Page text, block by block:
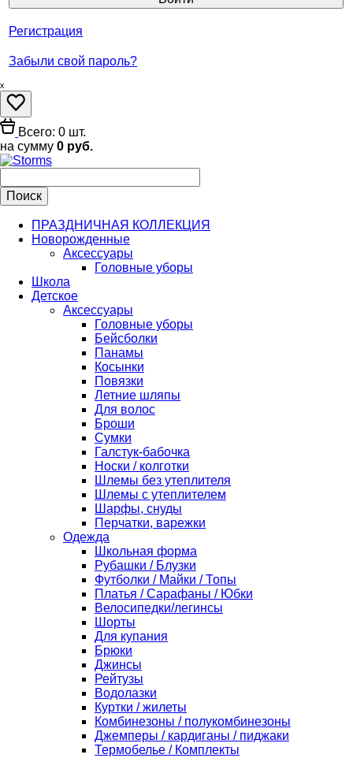
Регистрация
Забыли свой пароль?
ₓ
Всего: 0 шт.
на сумму 0 руб.
ПРАЗДНИЧНАЯ КОЛЛЕКЦИЯ
Новорожденные
Аксессуары
Головные уборы
Школа
Детское
Аксессуары
Головные уборы
Бейсболки
Панамы
Косынки
Повязки
Летние шляпы
Для волос
Броши
Сумки
Галстук-бабочка
Носки / колготки
Шлемы без утеплителя
Шлемы с утеплителем
Шарфы, снуды
Перчатки, варежки
Одежда
Школьная форма
Рубашки / Блузки
Футболки / Майки / Топы
Платья / Сарафаны / Юбки
Велосипедки/легинсы
Шорты
Для купания
Брюки
Джинсы
Рейтузы
Водолазки
Куртки / жилеты
Комбинезоны / полукомбинезоны
Джемперы / кардиганы / пиджаки
Термобелье / Комплекты